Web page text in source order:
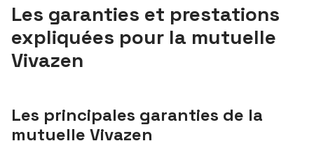
Les garanties et prestations
expliquées pour la mutuelle
Vivazen
Les principales garanties de la
mutuelle Vivazen